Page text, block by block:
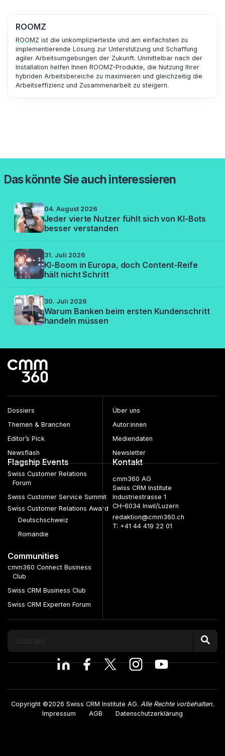
ROOMZ
ROOMZ ist die unkomplizierteste und am einfachsten zu
implementierende Lösung zur Unterstützung und Schaffung
agiler Arbeitsumgebungen der Zukunft. Unmittelbar nach der
Installation helfen Ihnen ROOMZ-Produkte, die Nutzung Ihrer
hybriden Arbeitsbereiche zu maximieren und gleichzeitig die
Arbeitseffizienz und Zusammenarbeit zu steigern.
Das könnte Sie auch interessieren
04. August 2026
Jeder vierte Nutzer fühlt sich von KI-Bots
besser verstanden
31. Juli 2026
KI-Boom in Europa, doch Content-Reife
hält nicht Schritt
30. Juli 2026
Warum Banken beim ersten Kundenschritt
handeln müssen
Dossiers
Themen & Branchen
Editor’s Pick
Newsflash
Über uns
Autor:innen
Mediendaten
Newsletter
Flagship Events
Swiss Customer Relations
Forum
Swiss Customer Service Summit
Swiss Customer Relations Award
Deutschschweiz
Romandie
Communities
cmm360 Connect Business
Club
Swiss CRM Business Club
Swiss CRM Experten Forum
Kontakt
cmm360 AG
Swiss CRM Institute
Industriestrasse 1
CH–6034 Inwil/Luzern
redaktion@cmm360.ch
T: +41 44 419 22 01
Copyright ©2026 Swiss CRM Institute AG. Alle Rechte vorbehalten.
Impressum
AGB Datenschutzerklärung